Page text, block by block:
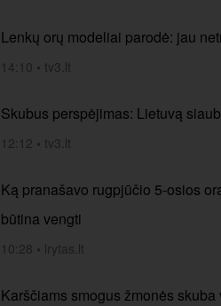
Lenkų orų modeliai parodė: jau
14:10 • tv3.lt
Skubus perspėjimas: Lietuvą
12:12 • tv3.lt
Ką pranašavo rugpjūčio 5-osios
būtina vengti
10:28 • lrytas.lt
Karščiams smogus žmonės